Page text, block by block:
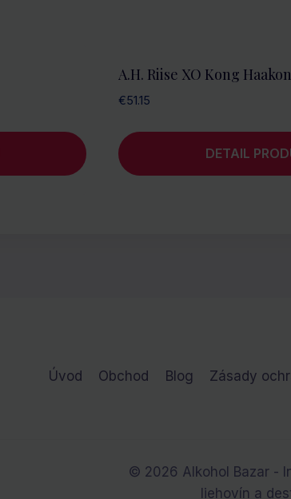
A.H. Riise XO Kong
€51.15
DETAIL
Úvod Obchod Blog Zásady
© 2026 Alkohol Bazar -
liehovín a